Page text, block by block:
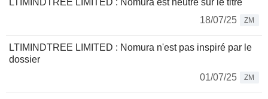
LTIMINDTREE LIMITED : Nomura est neutre sur le titre
18/07/25
ZM
LTIMINDTREE LIMITED : Nomura n'est pas inspiré par le
dossier
01/07/25
ZM